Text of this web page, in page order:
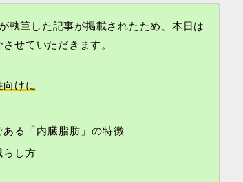
執筆した記事が掲載されたため、本日は
せていただきます。
けに
る「内臓脂肪」の特徴
らし方